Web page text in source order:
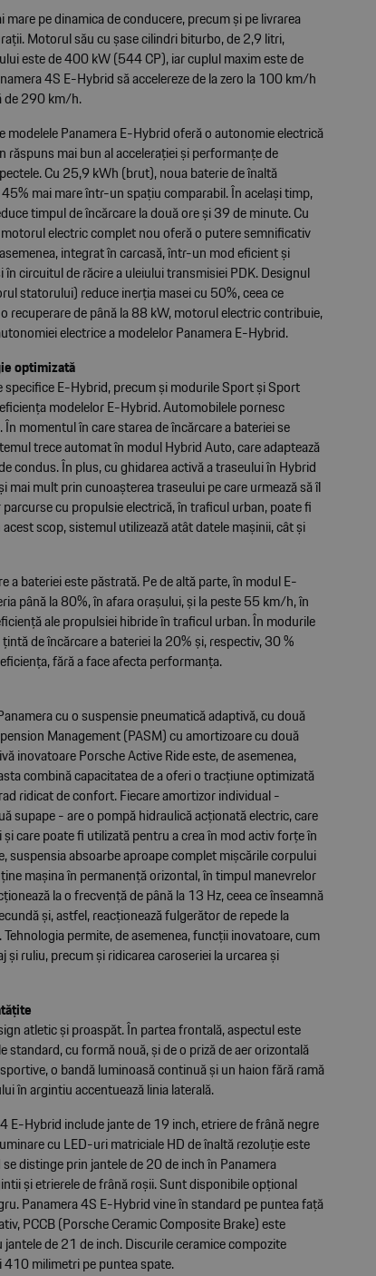
pe dinamica de conducere, precum și pe livrarea
Motorul său cu șase cilindri biturbo, de 2,9 litri,
este de 400 kW (544 CP), iar cuplul maxim este de
4S E-Hybrid să accelereze de la zero la 100 km/h
de 290 km/h.
Panamera E-Hybrid oferă o autonomie electrică
răspuns mai bun al accelerației și performanțe de
Cu 25,9 kWh (brut), noua baterie de înaltă
mai mare într-un spațiu comparabil. În același timp,
timpul de încărcare la două ore și 39 de minute. Cu
electric complet nou oferă o putere semnificativ
integrat în carcasă, într-un mod eficient și
circuitul de răcire a uleiului transmisiei PDK. Designul
statorului) reduce inerția masei cu 50%, ceea ce
recuperare de până la 88 kW, motorul electric contribuie,
electrice a modelelor Panamera E-Hybrid.
optimizată
E-Hybrid, precum și modurile Sport și Sport
modelelor E-Hybrid. Automobilele pornesc
momentul în care starea de încărcare a bateriei se
trece automat în modul Hybrid Auto, care adaptează
condus. În plus, cu ghidarea activă a traseului în Hybrid
mult prin cunoașterea traseului pe care urmează să îl
cu propulsie electrică, în traficul urban, poate fi
scop, sistemul utilizează atât datele mașinii, cât și
a bateriei este păstrată. Pe de altă parte, în modul E-
până la 80%, în afara orașului, și la peste 55 km/h, în
ale propulsiei hibride în traficul urban. În modurile
de încărcare a bateriei la 20% și, respectiv, 30 %
fără a face afecta performanța.
cu o suspensie pneumatică adaptivă, cu două
Management (PASM) cu amortizoare cu două
inovatoare Porsche Active Ride este, de asemenea,
combină capacitatea de a oferi o tracțiune optimizată
ridicat de confort. Fiecare amortizor individual -
supape - are o pompă hidraulică acționată electric, care
care poate fi utilizată pentru a crea în mod activ forțe în
suspensia absoarbe aproape complet mișcările corpului
mașina în permanență orizontal, în timpul manevrelor
la o frecvență de până la 13 Hz, ceea ce înseamnă
și, astfel, reacționează fulgerător de repede la
permite, de asemenea, funcții inovatoare, cum
ruliu, precum și ridicarea caroseriei la urcarea și
atletic și proaspăt. În partea frontală, aspectul este
cu formă nouă, și de o priză de aer orizontală
o bandă luminoasă continuă și un haion fără ramă
în argintiu accentuează linia laterală.
E-Hybrid include jante de 19 inch, etriere de frână negre
cu LED-uri matriciale HD de înaltă rezoluție este
distinge prin jantele de 20 de inch în Panamera
și etrierele de frână roșii. Sunt disponibile opțional
Panamera 4S E-Hybrid vine în standard pe puntea față
PCCB (Porsche Ceramic Composite Brake) este
de 21 de inch. Discurile ceramice compozite
milimetri pe puntea spate.